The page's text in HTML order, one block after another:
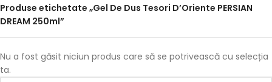
Produse etichetate „Gel De Dus Tesori D’Oriente PERSIAN
DREAM 250ml”
Nu a fost găsit niciun produs care să se potrivească cu selecția
ta.